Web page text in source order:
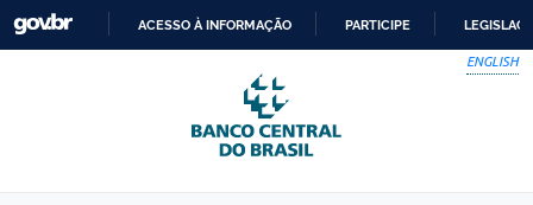
Skip to main content
PARA
O
CONTEÚDO
ACESSO À INFORMAÇÃO PARTICIPE
ENGLISH